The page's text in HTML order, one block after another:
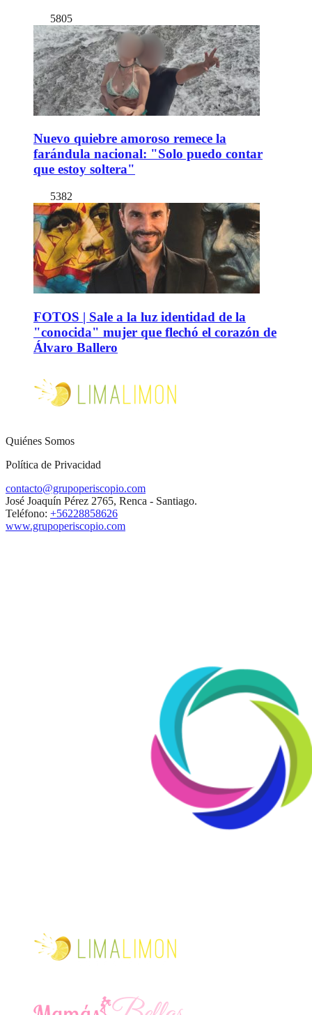
5805
Nuevo quiebre amoroso remece la
farándula nacional: "Solo puedo contar
que estoy soltera"
5382
FOTOS | Sale a la luz identidad de la
"conocida" mujer que flechó el corazón de
Álvaro Ballero
Quiénes Somos
Política de Privacidad
contacto@grupoperiscopio.com
José Joaquín Pérez 2765, Renca - Santiago.
Teléfono: +56228858626
www.grupoperiscopio.com